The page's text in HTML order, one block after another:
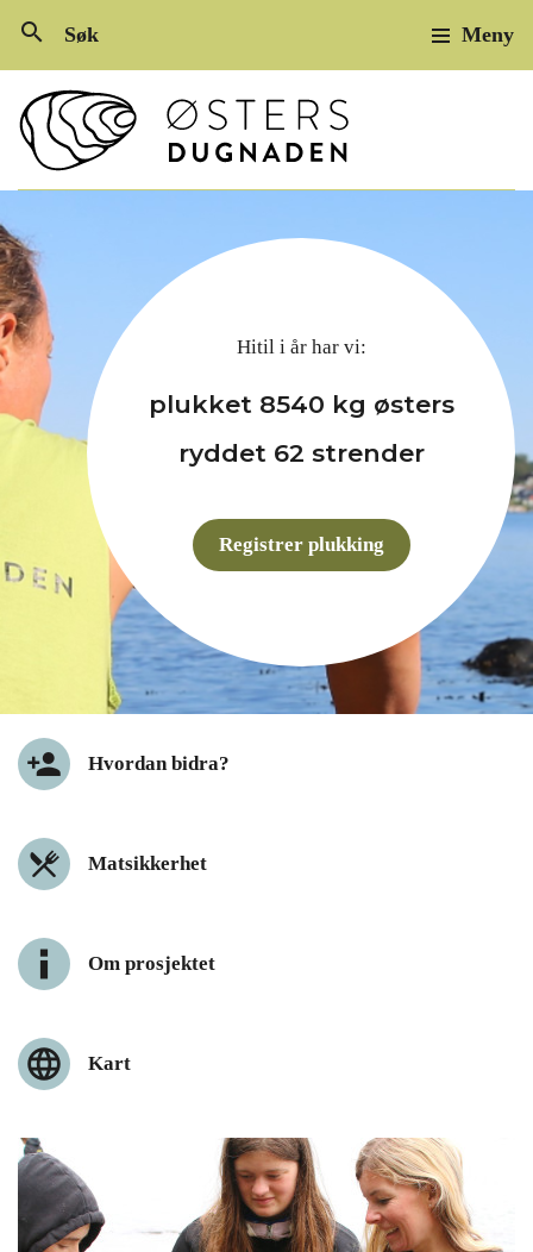
search Søk Meny
Vestfold og Telemark
Hitil i år har vi:
plukket 8540 kg østers
ryddet 62 strender
Registrer plukking
Hvordan bidra?
Matsikkerhet
Om prosjektet
Kart